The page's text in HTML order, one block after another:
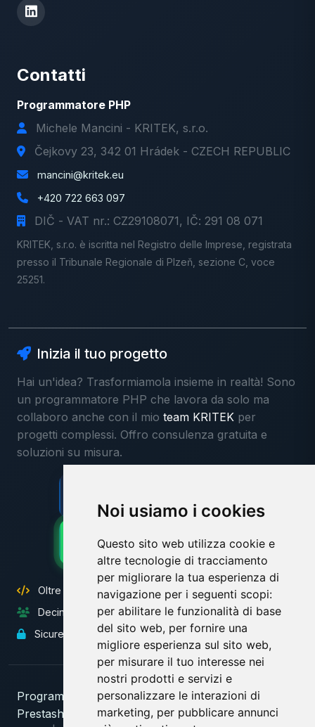
Noi usiamo i cookies
Questo sito web utilizza cookie e
altre tecnologie di tracciamento
per migliorare la tua esperienza di
navigazione per i seguenti scopi:
per abilitare le funzionalità di base
del sito web, per fornire una
migliore esperienza sul sito web,
per misurare il tuo interesse nei
nostri prodotti e servizi e
personalizzare le interazioni di
marketing, per pubblicare annunci
Contatti
Programmatore PHP
Michele Mancini - KRITEK, s.r.o.
Čejkovy 23, 342 01 Hrádek - CZECH REPUBLIC
mancini@kritek.eu
+420 722 663 097
DIČ - VAT nr.: CZ29108071, IČ: 291 08 071
KRITEK, s.r.o. è iscritta nel Registro delle Imprese, registrata
presso il Tribunale Regionale di Plzeň, sezione C, voce
25251.
Inizia il tuo progetto
Hai un'idea? Trasformiamola insieme in realtà! Sono
un programmatore PHP che lavora da solo ma
collaboro anche con il mio team KRITEK per
progetti complessi. Offro consulenza gratuita e
soluzioni su misura.
WhatsApp
Risposta veloce
Oltre 25 anni di esperienza con PHP e Symfony
Decine di clienti si fidano di me
Sicurezza e best practice
Programmatore PHP|Symfony |Laravel|
Prestashop
Wordpress| ShopWare|Magento|